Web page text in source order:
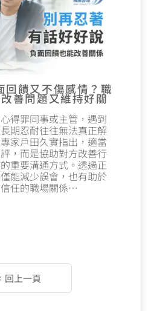
回饋又不傷感情？職
善問題又維持好關
得罪同事或主管，遇到
期忍耐往往無法真正解
家戶田久實指出，適當
，而是協助對方改善行
重要溝通方式。透過正
能減少誤會，也有助於
任的職場關係…